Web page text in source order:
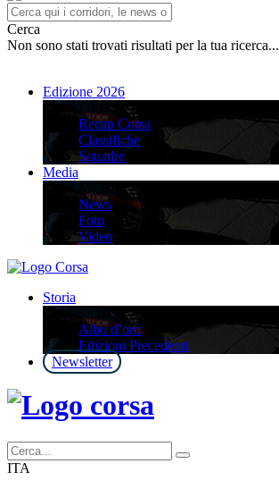
Cerca
Non sono stati trovati risultati per la tua ricerca...
Edizione 2026
Edizione 2026
Recap Corsa
Classifiche
Squadre
Media
Media
News
Foto
Video
Storia
Storia
Albo d’oro
Edizioni Precedenti
Newsletter
ITA